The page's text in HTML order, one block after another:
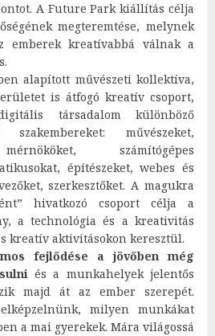
A Future Park kiállítás célja
megteremtése, melynek
emberek kreatívabbá válnak a
alapított művészeti kollektíva,
is átfogó kreatív csoport,
társadalom különböző
művészeket,
számítógépes
építészeket, webes és
szerkesztőket. A magukra
hivatkozó csoport célja a
a technológia és a kreativitás
kreatív aktivitásokon keresztül.
fejlődése a jövőben még
és a munkahelyek jelentős
majd át az ember szerepét.
milyen munkákat
a mai gyerekek. Mára világossá